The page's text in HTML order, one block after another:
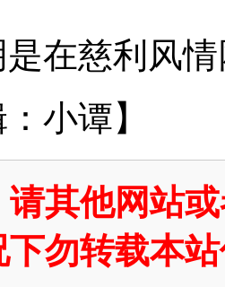
在慈利风
小谭】
其他网站
下勿转载本